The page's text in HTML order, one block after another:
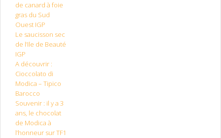
de canard à foie
gras du Sud
Ouest IGP
Le saucisson sec
de l’Ile de Beauté
IGP
A découvrir :
Cioccolato di
Modica – Tipico
Barocco
Souvenir : il y a 3
ans, le chocolat
de Modica à
l’honneur sur TF1